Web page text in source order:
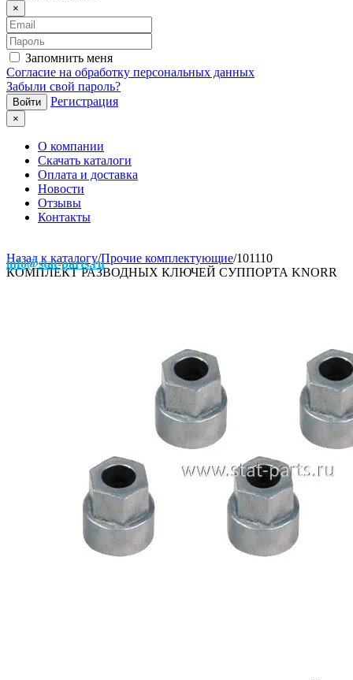
×
Запомнить меня
Согласие на обработку персональных данных
Забыли свой пароль?
Регистрация
×
О компании
Скачать каталоги
Оплата и доставка
Новости
Отзывы
Контакты
info@stat-parts.ru
Назад к каталогу/Прочие комплектующие/101110
КОМПЛЕКТ РАЗВОДНЫХ КЛЮЧЕЙ СУППОРТА KNORR